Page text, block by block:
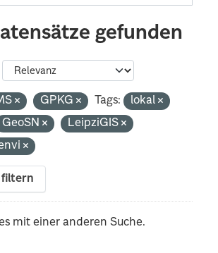
gefunden
GPKG Tags:
lokal
GeoSN
LeipziGIS
filtern
mit einer anderen Suche.